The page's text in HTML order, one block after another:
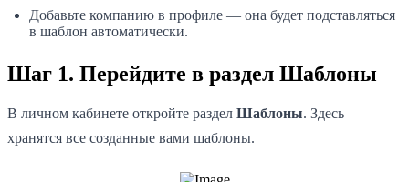
Добавьте компанию в профиле — она будет подставляться
в шаблон автоматически.
Шаг 1. Перейдите в раздел Шаблоны
В личном кабинете откройте раздел Шаблоны. Здесь
хранятся все созданные вами шаблоны.